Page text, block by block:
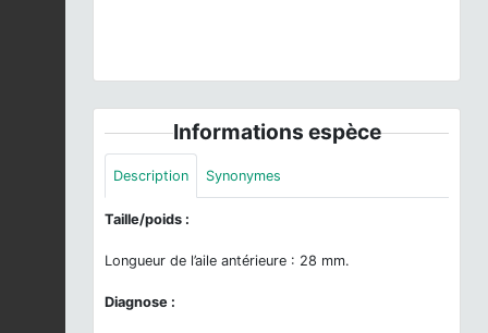
Informations espèce
Description Synonymes
Taille/poids :
Longueur de l’aile antérieure : 28 mm.
Diagnose :